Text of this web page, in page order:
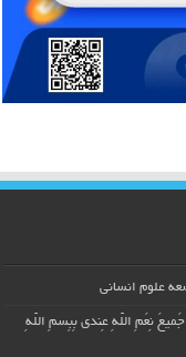
علوم انسانی
نِعَمِ اللّهِ عِندی بِبِسمِ اللّهِ